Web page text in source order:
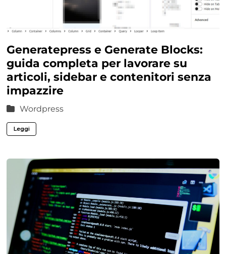
Generatepress e Generate Blocks:
guida completa per lavorare su
articoli, sidebar e contenitori senza
impazzire
Wordpress
Leggi